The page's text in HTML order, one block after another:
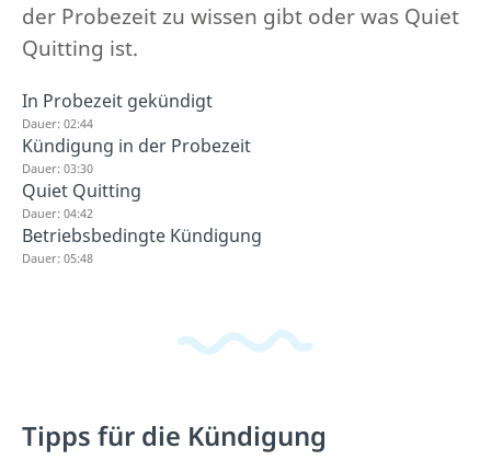
der Probezeit zu wissen gibt oder was Quiet
Quitting ist.
In Probezeit gekündigt
Dauer: 02:44
Kündigung in der Probezeit
Dauer: 03:30
Quiet Quitting
Dauer: 04:42
Betriebsbedingte Kündigung
Dauer: 05:48
Tipps für die Kündigung